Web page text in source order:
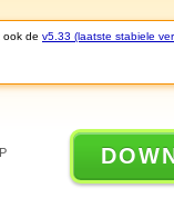
ook de v5.33 (laatste stabiele